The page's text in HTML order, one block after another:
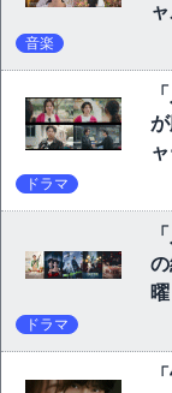
音楽
ドラマ
ドラマ